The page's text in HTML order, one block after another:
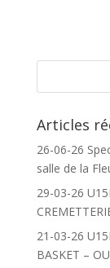
Articles
26-06-26
salle de la
29-03-26
21-03-26
BASKET –